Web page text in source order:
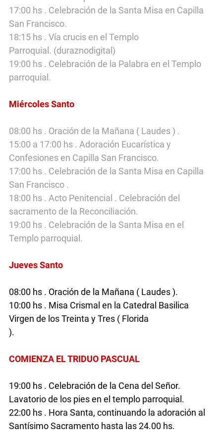
17:00 hs . Celebración de la Santa Misa en Capilla
San Francisco.
18:15 hs . Vía crucis en el Templo
Parroquial. (duraznodigital)
19:00 hs . Celebración de la Palabra en el Templo
parroquial.
Miércoles Santo
08:00 hs . Oración de la Mañana ( Laudes ) .
15:00 a 17:00 hs . Adoración Eucarística y
Confesiones en Capilla San Francisco.
17:00 hs . Celebración de la Santa Misa en Capilla
San Francisco .
18:00 hs . Acto Penitencial . Celebración del
sacramento de la Reconciliación.
19:00 hs . Celebración de la Santa Misa en el
Templo parroquial.
Jueves Santo
08:00 hs . Oración de la Mañana ( Laudes ).
10:00 hs . Misa Crismal en la Catedral Basilica
Virgen de los Treinta y Tres ( Florida
).
COMIENZA EL TRIDUO PASCUAL
19:00 hs . Celebración de la Cena del Señor.
Lavatorio de los pies en el templo parroquial.
22:00 hs . Hora Santa, continuando la adoración al
Santísimo Sacramento hasta las 24.00 hs.